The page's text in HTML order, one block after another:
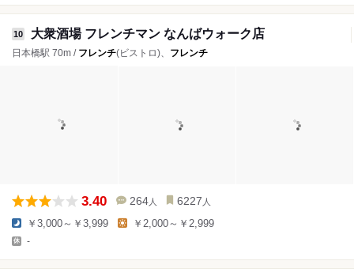
10 大衆酒場 フレンチマン なんばウォーク店
日本橋駅 70m / フレンチ(ビストロ)、 フレンチ
3.40 264 人 6227 人
￥3,000～￥3,999 ￥2,000～￥2,999
-